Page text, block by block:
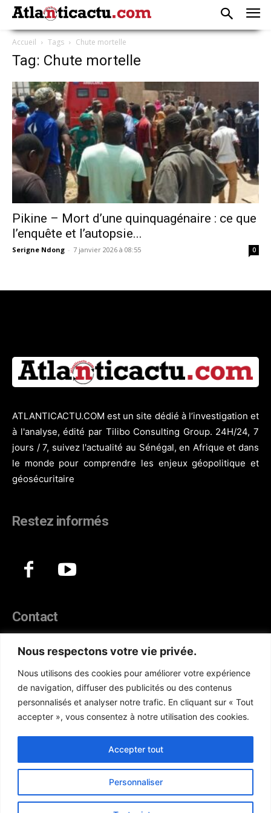
Nous respectons votre vie privée.
Nous utilisons des cookies pour améliorer votre expérience
de navigation, diffuser des publicités ou des contenus
personnalisés et analyser notre trafic. En cliquant sur « Tout
accepter », vous consentez à notre utilisation des cookies.
Personnaliser
Accepter tout
Accueil Tags Chute mortelle
Tag: Chute mortelle
Pikine – Mort d’une quinquagénaire : ce que
l’enquête et l’autopsie...
Serigne Ndong - 7 janvier 2026 à 08:55 0
ATLANTICACTU.COM est un site dédié à l’investigation et
à l'analyse, édité par Tilibo Consulting Group. 24H/24, 7
jours / 7, suivez l'actualité au Sénégal, en Afrique et dans
le monde pour comprendre les enjeux géopolitique et
géosécuritaire
Restez informés
Contact
Téléphone :(+221) 70 330 86 87‬
WhatsApp : (+33) 6 52 17 85 46
E-mail : redaction@atlanticactu.com
E-mail : commercial@atlanticactu.com
Nous écrire Qui sommes-nous ?